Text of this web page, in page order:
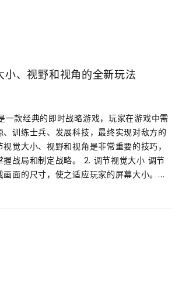
小、视野和视角的全新玩法
一款经典的即时战略游戏，玩家在游戏中需
训练士兵、发展科技，最终实现对敌方的
觉大小、视野和视角是非常重要的技巧，
握战局和制定战略。 2. 调节视觉大小 调节
面的尺寸，使之适应玩家的屏幕大小。...